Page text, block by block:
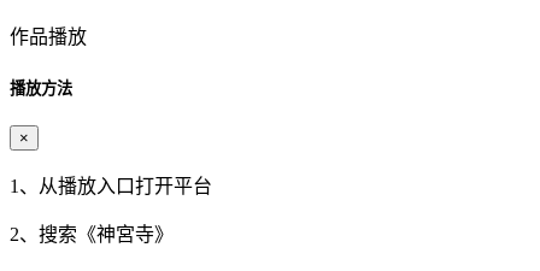
作品播放
播放方法
×
1、从播放入口打开平台
2、搜索《神宮寺》